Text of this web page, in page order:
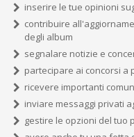
inserire le tue opinioni
contribuire
degli album
segnalare notizie e
partecipare ai concorsi a
ricevere importanti
inviare messaggi privati
gestire le opzioni del tuo